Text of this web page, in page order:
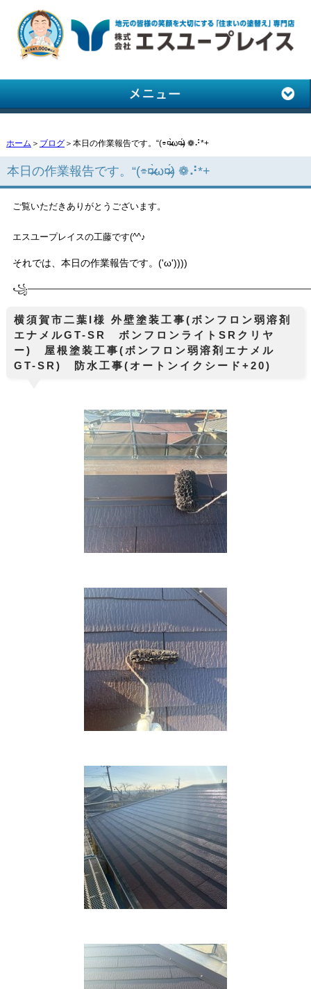
ホーム ＞ ブログ＞本日の作業報告です。“(⌯¤̴̶̷̀ω¤̴̶̷́) ❁⠜*+
本日の作業報告です。“(⌯¤̴̶̷̀ω¤̴̶̷́) ❁⠜*+
ご覧いただきありがとうございます。
エスユープレイスの工藤です(^^♪
それでは、本日の作業報告です。('ω'))))
꧁────────────
横須賀市二葉I様 外壁塗装工事(ボンフロン弱溶剤
エナメルGT-SR ボンフロンライトSRクリヤ
ー) 屋根塗装工事(ボンフロン弱溶剤エナメル
GT-SR) 防水工事(オートンイクシード+20)